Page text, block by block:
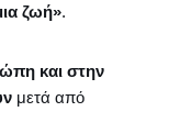
ζωή».
και στην
μετά από